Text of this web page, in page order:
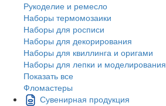
Рукоделие и ремесло
Наборы термомозаики
Наборы для росписи
Наборы для декорирования
Наборы для квиллинга и оригами
Наборы для лепки и моделирования
Показать все
Фломастеры
Сувенирная продукция